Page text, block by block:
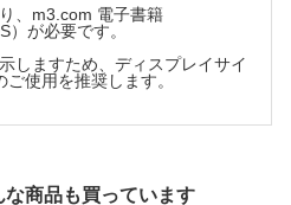
関する能力／チームワーク
っていきたいと考えているのです
されたけどどうすればいいんだろ
、m3.com 電子書籍
）が必要です。
しますため、ディスプレイサイ
使用を推奨します。
商品も買っています